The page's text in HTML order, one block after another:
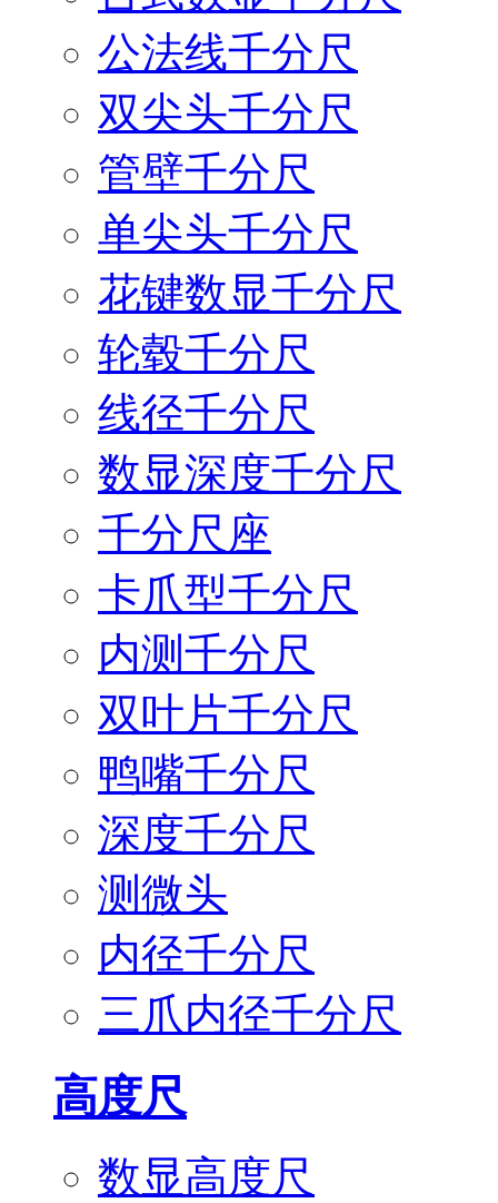
公法线千分尺
双尖头千分尺
管壁千分尺
单尖头千分尺
花键数显千分尺
轮毂千分尺
线径千分尺
数显深度千分尺
千分尺座
卡爪型千分尺
内测千分尺
双叶片千分尺
鸭嘴千分尺
深度千分尺
测微头
内径千分尺
三爪内径千分尺
高度尺
数显高度尺